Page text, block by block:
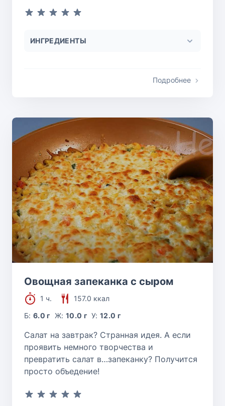
ИНГРЕДИЕНТЫ
Подробнее
Овощная запеканка с сыром
1 ч.
157.0 ккал
Б:6.0 г Ж: 10.0 г У:12.0 г
Салат на завтрак? Странная идея. А если
проявить немного творчества и
превратить салат в…запеканку? Получится
просто объедение!